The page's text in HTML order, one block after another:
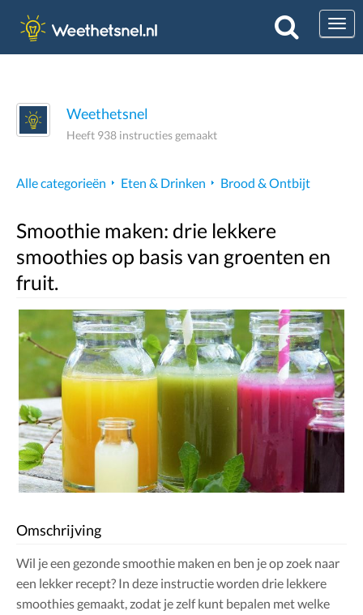
Weethetsnel
Heeft 938 instructies gemaakt
Alle categorieën Eten & Drinken Brood & Ontbijt
Smoothie maken: drie lekkere
smoothies op basis van groenten en
fruit.
Omschrijving
Wil je een gezonde smoothie maken en ben je op zoek naar
een lekker recept? In deze instructie worden drie lekkere
smoothies gemaakt, zodat je zelf kunt bepalen met welke